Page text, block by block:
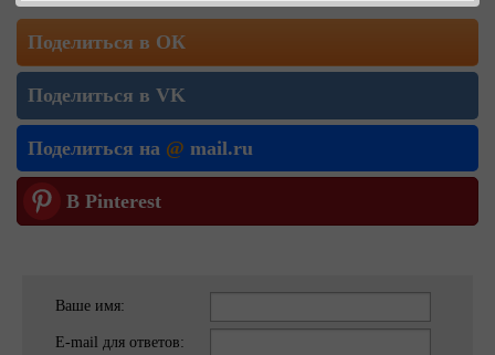
Поделиться в ОК
Поделиться в VK
Поделиться на @ mail.ru
В Pinterest
Ваше имя:
E-mail для ответов: